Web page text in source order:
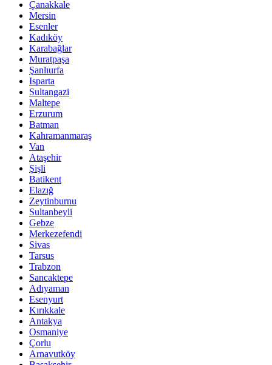
Çanakkale
Mersin
Esenler
Kadıköy
Karabağlar
Muratpaşa
Şanlıurfa
Isparta
Sultangazi
Maltepe
Erzurum
Batman
Kahramanmaraş
Van
Ataşehir
Şişli
Batikent
Elazığ
Zeytinburnu
Sultanbeyli
Gebze
Merkezefendi
Sivas
Tarsus
Trabzon
Sancaktepe
Adıyaman
Esenyurt
Kırıkkale
Antakya
Osmaniye
Çorlu
Arnavutköy